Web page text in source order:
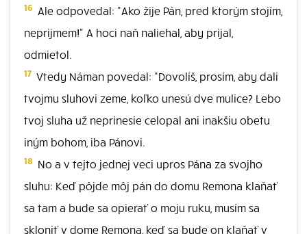
16 Ale odpovedal: "Ako žije Pán, pred ktorým stojím,
neprijmem!" A hoci naň naliehal, aby prijal,
odmietol.
17 Vtedy Náman povedal: "Dovolíš, prosím, aby dali
tvojmu sluhovi zeme, koľko unesú dve mulice? Lebo
tvoj sluha už neprinesie celopal ani inakšiu obetu
iným bohom, iba Pánovi.
18 No a v tejto jednej veci upros Pána za svojho
sluhu: Keď pôjde môj pán do domu Remona klaňať
sa tam a bude sa opierať o moju ruku, musím sa
skloniť v dome Remona, keď sa bude on klaňať v